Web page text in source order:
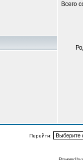
Всего
Перейти: